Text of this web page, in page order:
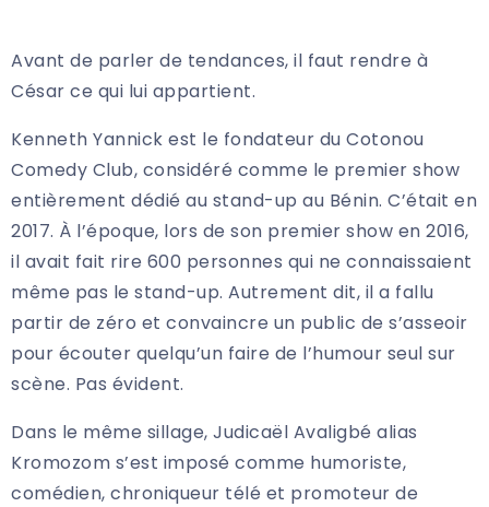
Avant de parler de tendances, il faut rendre à
César ce qui lui appartient.
Kenneth Yannick est le fondateur du Cotonou
Comedy Club, considéré comme le premier show
entièrement dédié au stand-up au Bénin. C’était en
2017. À l’époque, lors de son premier show en 2016,
il avait fait rire 600 personnes qui ne connaissaient
même pas le stand-up. Autrement dit, il a fallu
partir de zéro et convaincre un public de s’asseoir
pour écouter quelqu’un faire de l’humour seul sur
scène. Pas évident.
Dans le même sillage, Judicaël Avaligbé alias
Kromozom s’est imposé comme humoriste,
comédien, chroniqueur télé et promoteur de